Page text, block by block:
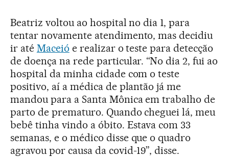
Beatriz voltou ao hospital no dia 1, para
tentar novamente atendimento, mas decidiu
ir até Maceió e realizar o teste para detecção
de doença na rede particular. “No dia 2, fui ao
hospital da minha cidade com o teste
positivo, aí a médica de plantão já me
mandou para a Santa Mônica em trabalho de
parto de prematuro. Quando cheguei lá, meu
bebê tinha vindo a óbito. Estava com 33
semanas, e o médico disse que o quadro
agravou por causa da covid-19”, disse.